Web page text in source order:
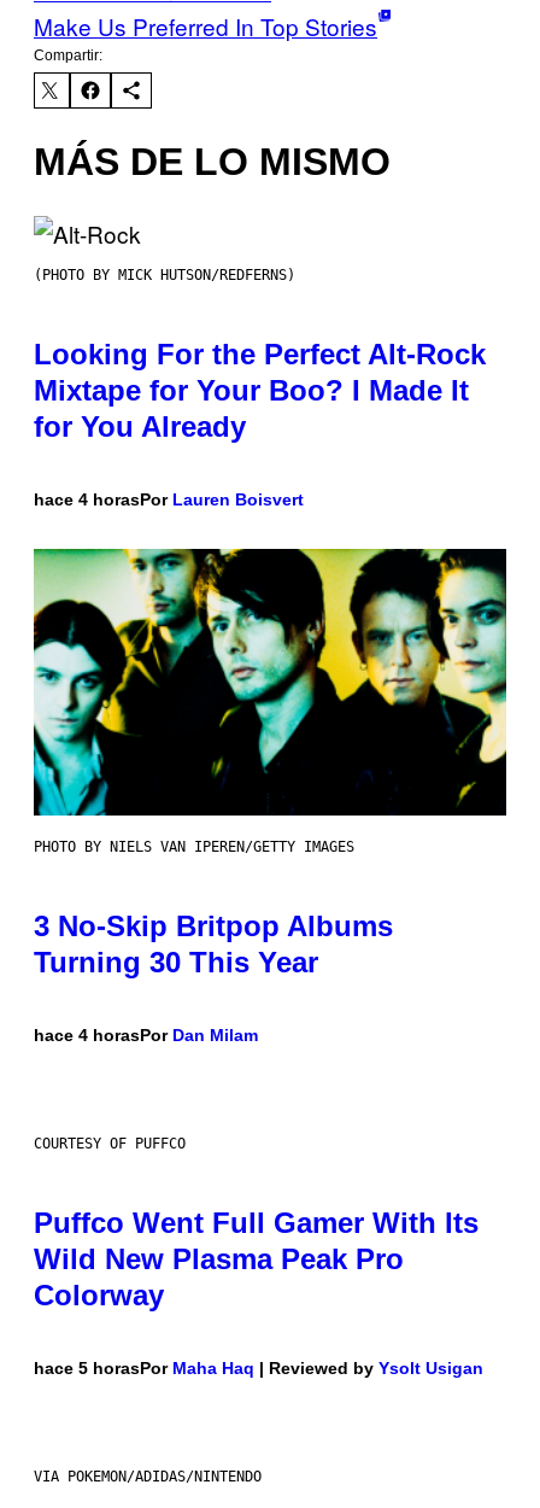
Make Us Preferred In Top Stories
Compartir:
MÁS DE LO MISMO
(PHOTO BY MICK HUTSON/REDFERNS)
Looking For the Perfect Alt-Rock
Mixtape for Your Boo? I Made It
for You Already
hace 4 horasPor Lauren Boisvert
PHOTO BY NIELS VAN IPEREN/GETTY IMAGES
3 No-Skip Britpop Albums
Turning 30 This Year
hace 4 horasPor Dan Milam
COURTESY OF PUFFCO
Puffco Went Full Gamer With Its
Wild New Plasma Peak Pro
Colorway
hace 5 horasPor Maha Haq | Reviewed by Ysolt Usigan
VIA POKEMON/ADIDAS/NINTENDO